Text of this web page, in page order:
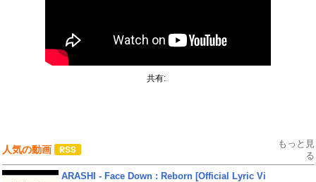
共有:
人気の動画
もっと見
る
ARASHI - Face Down : Reborn [Official Lyric Vi